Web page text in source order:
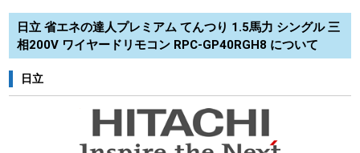
日立 省エネの達人プレミアム てんつり 1.5馬力 シングル 三
相200V ワイヤードリモコン RPC-GP40RGH8 について
日立